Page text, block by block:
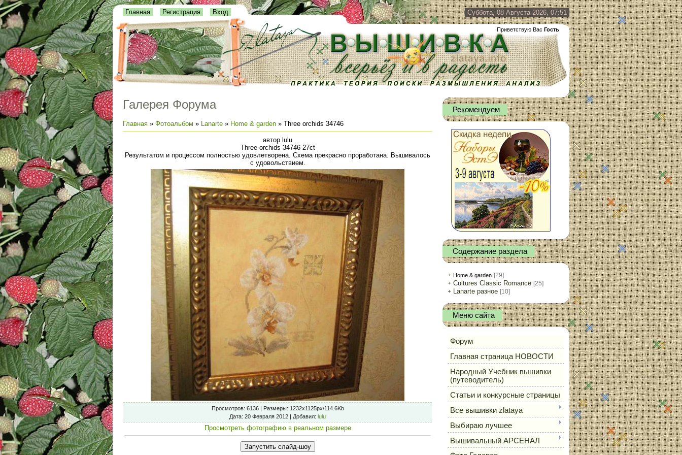
Суббота, 08 Августа 2026, 07:51
Приветствую Вас Гость
Главная Регистрация Вход
Галерея Форума
Главная » Фотоальбом » Lanarte » Home & garden » Three orchids 34746
автор lulu
Three orchids 34746 27ct
Результатом и процессом полностью удовлетворена. Схема прекрасно проработана. Вышивалось
с удовольствием.
Просмотров: 6136 | Размеры: 1232x1125px/114.6Kb
Дата: 20 Февраля 2012 | Добавил: lulu
Просмотреть фотографию в реальном размере
Рекомендуем
Содержание раздела
Home & garden [29]
Cultures Classic Romance [25]
Lanarte разное [10]
Меню сайта
Форум
Главная страница НОВОСТИ
Народный Учебник вышивки
(путеводитель)
Статьи и конкурсные страницы
Все вышивки zlataya
Выбираю лучшее
Вышивальный АРСЕНАЛ